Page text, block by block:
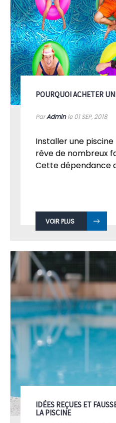
POURQUOI ACHETER
ParAdminle 01SEP, 2018
Installer une
rêve de nombreux
Cette dépendance
VOIR PLUS
IDÉES REÇUES ET
LA PISCINE